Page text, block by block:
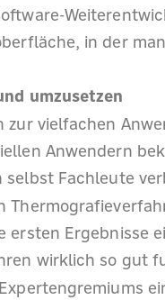
in der
umzusetzen
zur vielfachen
Anwendern
Fachleute
ersten
wirklich so gut